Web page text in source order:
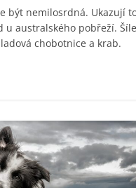
být nemilosrdná. Ukazují
u australského pobřeží.
chobotnice a krab.